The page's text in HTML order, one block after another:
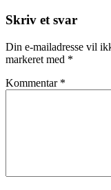
Skriv et svar
Din e-mailadresse vil
markeret med *
Kommentar *